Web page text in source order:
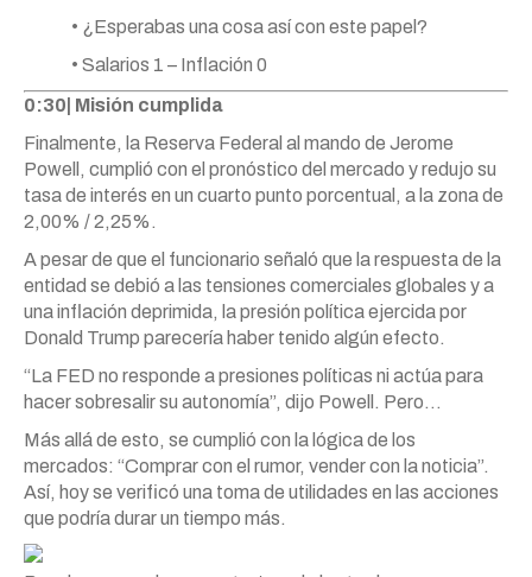
• ¿Esperabas una cosa así con este papel?
• Salarios 1 – Inflación 0
0:30| Misión cumplida
Finalmente, la Reserva Federal al mando de Jerome
Powell, cumplió con el pronóstico del mercado y redujo su
tasa de interés en un cuarto punto porcentual, a la zona de
2,00% / 2,25%.
A pesar de que el funcionario señaló que la respuesta de la
entidad se debió a las tensiones comerciales globales y a
una inflación deprimida, la presión política ejercida por
Donald Trump parecería haber tenido algún efecto.
“La FED no responde a presiones políticas ni actúa para
hacer sobresalir su autonomía”, dijo Powell. Pero…
Más allá de esto, se cumplió con la lógica de los
mercados: “Comprar con el rumor, vender con la noticia”.
Así, hoy se verificó una toma de utilidades en las acciones
que podría durar un tiempo más.